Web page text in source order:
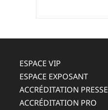
ESPACE VIP
ESPACE EXPOSANT
ACCRÉDITATION PRESSE
ACCRÉDITATION PRO